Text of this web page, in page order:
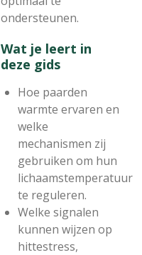
ondersteunen.
Wat je leert in
deze gids
Hoe paarden
warmte ervaren en
welke
mechanismen zij
gebruiken om hun
lichaamstemperatuur
te reguleren.
Welke signalen
kunnen wijzen op
hittestress,